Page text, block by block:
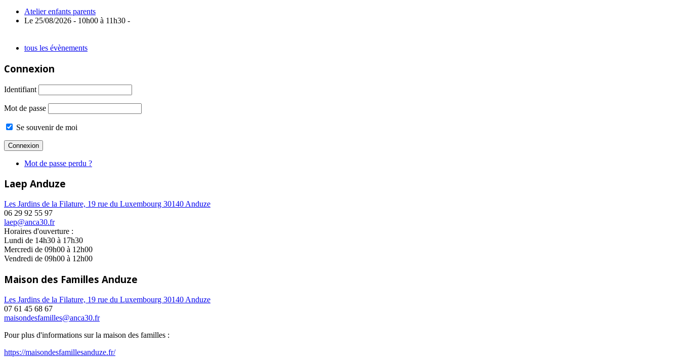
Atelier enfants parents
Le 25/08/2026 - 10h00 à 11h30 -
tous les évènements
Connexion
Identifiant
Mot de passe
Se souvenir de moi
Mot de passe perdu ?
Laep Anduze
Les Jardins de la Filature, 19 rue du Luxembourg 30140 Anduze
06 29 92 55 97
laep@anca30.fr
Horaires d'ouverture :
Lundi de 14h30 à 17h30
Mercredi de 09h00 à 12h00
Vendredi de 09h00 à 12h00
Maison des Familles Anduze
Les Jardins de la Filature, 19 rue du Luxembourg 30140 Anduze
07 61 45 68 67
maisondesfamilles@anca30.fr
Pour plus d'informations sur la maison des familles :
https://maisondesfamillesanduze.fr/